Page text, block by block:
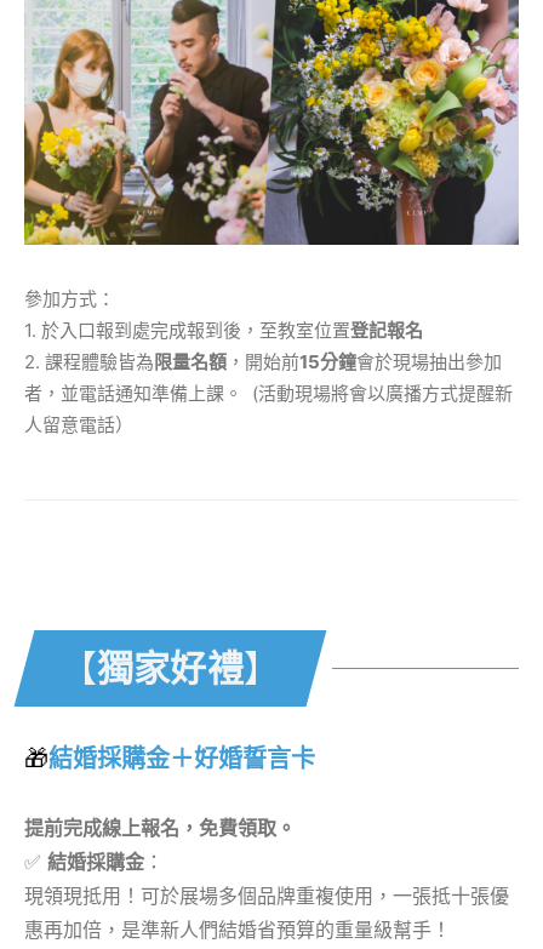
參加方式：
1. 於入口報到處完成報到後，至教室位置登記報名
2. 課程體驗皆為限量名額 ，開始前15分鐘會於現場抽出參加
者，並電話通知準備上課。 (活動現場將會以廣播方式提醒新
人留意電話）
【獨家好禮】
🎁結婚採購金＋好婚誓言卡
提前完成線上報名，免費領取。
✅ 結婚採購金 ：
現領現抵用！可於展場多個品牌重複使用，一張抵十張優
惠再加倍，是準新人們結婚省預算的重量級幫手！